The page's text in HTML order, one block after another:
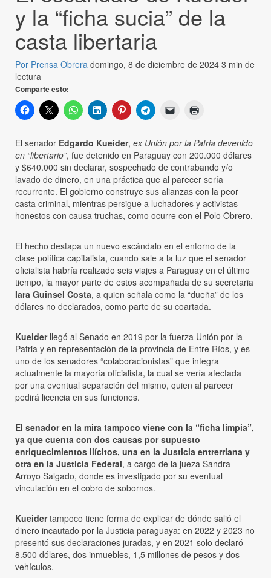
y la “ficha sucia” de la
casta libertaria
Por Prensa Obrera domingo, 8 de diciembre de 2024 3 min de
lectura
Comparte esto:
El senador Edgardo Kueider, ex Unión por la Patria devenido
en “libertario”, fue detenido en Paraguay con 200.000 dólares
y $640.000 sin declarar, sospechado de contrabando y/o
lavado de dinero, en una práctica que al parecer sería
recurrente. El gobierno construye sus alianzas con la peor
casta criminal, mientras persigue a luchadores y activistas
honestos con causa truchas, como ocurre con el Polo Obrero.
El hecho destapa un nuevo escándalo en el entorno de la
clase política capitalista, cuando sale a la luz que el senador
oficialista habría realizado seis viajes a Paraguay en el último
tiempo, la mayor parte de estos acompañada de su secretaria
Iara Guinsel Costa, a quien señala como la “dueña” de los
dólares no declarados, como parte de su coartada.
Kueiderllegó al Senado en 2019 por la fuerza Unión por la
Patria y en representación de la provincia de Entre Ríos, y es
uno de los senadores “colaboracionistas” que integra
actualmente la mayoría oficialista, la cual se vería afectada
por una eventual separación del mismo, quien al parecer
pedirá licencia en sus funciones.
El senador en la mira tampoco viene con la “ficha limpia”,
ya que cuenta con dos causas por supuesto
enriquecimientos ilícitos, una en la Justicia entrerriana y
otra en la Justicia Federal, a cargo de la jueza Sandra
Arroyo Salgado, donde es investigado por su eventual
vinculación en el cobro de sobornos.
Kueidertampoco tiene forma de explicar de dónde salió el
dinero incautado por la Justicia paraguaya: en 2022 y 2023 no
presentó sus declaraciones juradas, y en 2021 solo declaró
8.500 dólares, dos inmuebles, 1,5 millones de pesos y dos
vehículos.